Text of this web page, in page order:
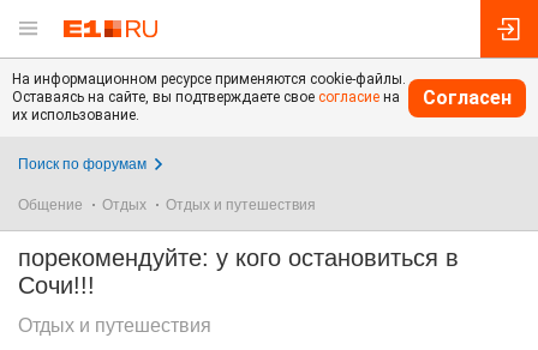
На информационном ресурсе применяются cookie-файлы.
Оставаясь на сайте, вы подтверждаете свое согласие на
их использование.
Согласен
Поиск по форумам
Общение Отдых Отдых и путешествия
порекомендуйте: у кого остановиться в
Сочи!!!
Отдых и путешествия